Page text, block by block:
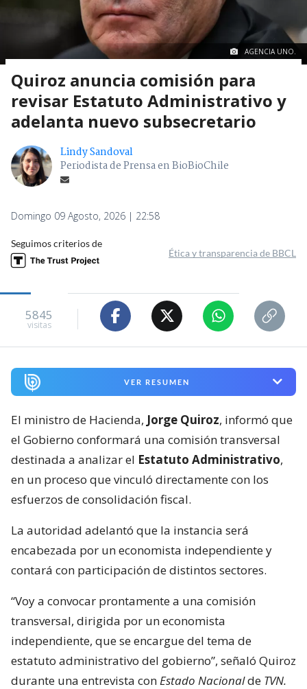
AGENCIA UNO.
Quiroz anuncia comisión para
revisar Estatuto Administrativo y
adelanta nuevo subsecretario
Lindy Sandoval
Periodista de Prensa en BioBioChile
Domingo 09 Agosto, 2026 | 22:58
Seguimos criterios de
Ética y transparencia de BBCL
5845
visitas
VER RESUMEN
El ministro de Hacienda, Jorge Quiroz, informó que
el Gobierno conformará una comisión transversal
destinada a analizar el Estatuto Administrativo,
en un proceso que vinculó directamente con los
esfuerzos de consolidación fiscal.
La autoridad adelantó que la instancia será
encabezada por un economista independiente y
contará con participación de distintos sectores.
“Voy a convocar prontamente a una comisión
transversal, dirigida por un economista
independiente, que se encargue del tema de
estatuto administrativo del gobierno”, señaló Quiroz
durante una entrevista con Estado Nacionalde TVN.